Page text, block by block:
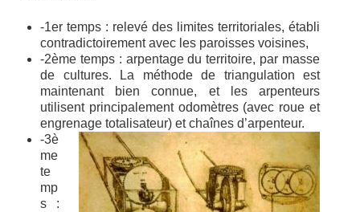
-1er temps : relevé des limites territoriales, établi
contradictoirement avec les paroisses voisines,
-2ème temps : arpentage du territoire, par masse
de cultures. La méthode de triangulation est
maintenant bien connue, et les arpenteurs
utilisent principalement odomètres (avec roue et
engrenage totalisateur) et chaînes d’arpenteur.
-3è
me
te
mp
s :